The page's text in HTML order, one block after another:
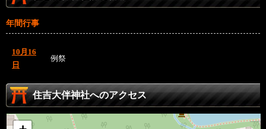
年間行事
10月16
日
例祭
住吉大伴神社へのアクセス